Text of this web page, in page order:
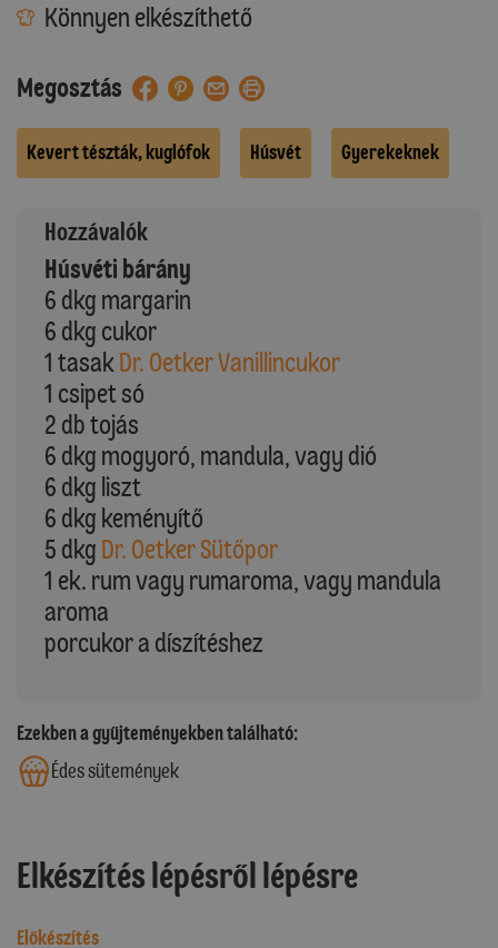
Könnyen elkészíthető
Megosztás
Kevert tészták, kuglófok Húsvét Gyerekeknek
Hozzávalók
Húsvéti bárány
6 dkg margarin
6 dkg cukor
1 tasak Dr. Oetker Vanillincukor
1 csipet só
2 db tojás
6 dkg mogyoró, mandula, vagy dió
6 dkg liszt
6 dkg keményítő
5 dkg Dr. Oetker Sütőpor
1 ek. rum vagy rumaroma, vagy mandula
aroma
porcukor a díszítéshez
Ezekben a gyűjteményekben található:
Édes sütemények
Elkészítés lépésről lépésre
Előkészítés